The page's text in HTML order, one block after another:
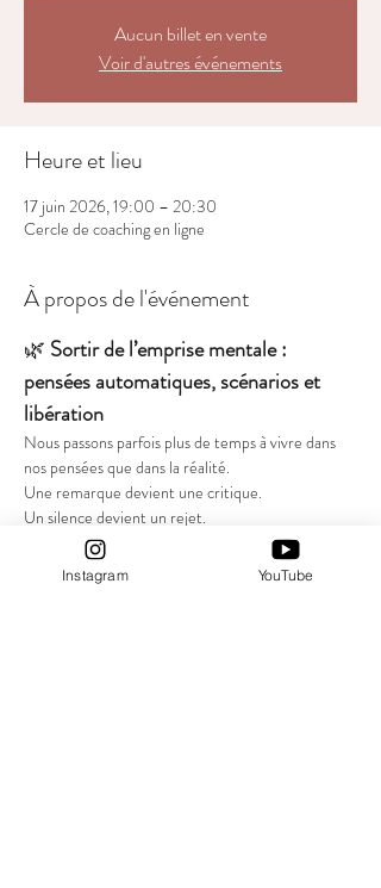
Aucun billet en vente
Voir d'autres événements
Heure et lieu
17 juin 2026, 19:00 – 20:30
Cercle de coaching en ligne
À propos de l'événement
🌿 Sortir de l’emprise mentale :
pensées automatiques, scénarios et
libération
Nous passons parfois plus de temps à vivre dans
nos pensées que dans la réalité.
Une remarque devient une critique.
Un silence devient un rejet.
Une difficulté devient une catastrophe annoncée.
Et sans même nous en rendre compte, nous nous
Instagram YouTube